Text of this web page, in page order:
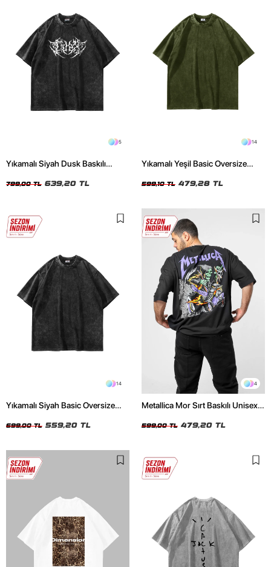
5
Yıkamalı Siyah Dusk Baskılı
799,00 TL 639,20 TL
14
Yıkamalı Yeşil Basic Oversize
599,10 TL 479,28 TL
14
Yıkamalı Siyah Basic Oversize
699,00 TL 559,20 TL
4
Metallica Mor Sırt Baskılı Unisex
599,00 TL 479,20 TL